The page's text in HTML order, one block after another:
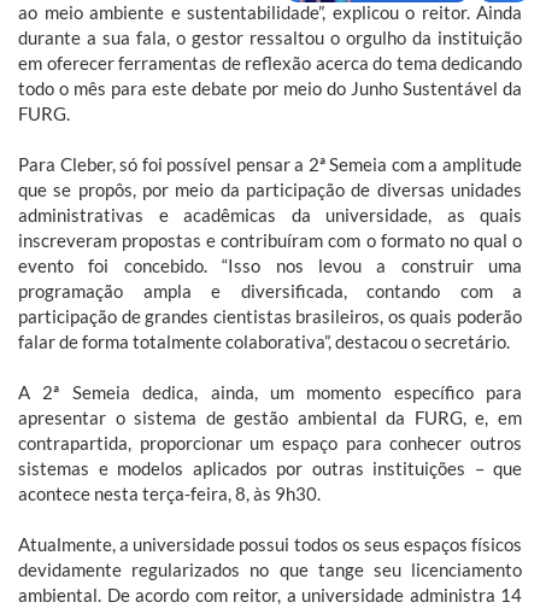
ao meio ambiente e sustentabilidade”, explicou o reitor. Ainda
durante a sua fala, o gestor ressaltou o orgulho da instituição
em oferecer ferramentas de reflexão acerca do tema dedicando
todo o mês para este debate por meio do Junho Sustentável da
FURG.
Para Cleber, só foi possível pensar a 2ª Semeia com a amplitude
que se propôs, por meio da participação de diversas unidades
administrativas e acadêmicas da universidade, as quais
inscreveram propostas e contribuíram com o formato no qual o
evento foi concebido. “Isso nos levou a construir uma
programação ampla e diversificada, contando com a
participação de grandes cientistas brasileiros, os quais poderão
falar de forma totalmente colaborativa”, destacou o secretário.
A 2ª Semeia dedica, ainda, um momento específico para
apresentar o sistema de gestão ambiental da FURG, e, em
contrapartida, proporcionar um espaço para conhecer outros
sistemas e modelos aplicados por outras instituições – que
acontece nesta terça-feira, 8, às 9h30.
Atualmente, a universidade possui todos os seus espaços físicos
devidamente regularizados no que tange seu licenciamento
ambiental. De acordo com reitor, a universidade administra 14